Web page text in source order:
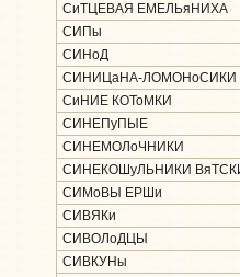
СиТЦЕВАЯ ЕМЕЛЬяНИХА
СИПы
СИНоД
СИНИЦаНА-ЛОМОНоСИКИ
СиНИЕ КОТоМКИ
СИНЕПуПЫЕ
СИНЕМОЛоЧНИКИ
СИНЕКОШуЛЬНИКИ
СИМоВЫ ЕРШи
СИВЯКи
СИВОЛоДЦЫ
СИВКУНы